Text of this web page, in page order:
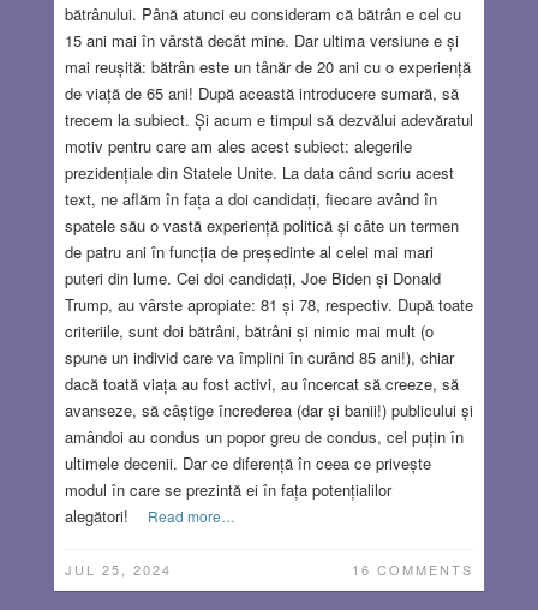
bătrânului. Până atunci eu consideram că bătrân e cel cu
15 ani mai în vârstă decât mine. Dar ultima versiune e și
mai reușită: bătrân este un tânăr de 20 ani cu o experiență
de viață de 65 ani! După această introducere sumară, să
trecem la subiect. Și acum e timpul să dezvălui adevăratul
motiv pentru care am ales acest subiect: alegerile
prezidențiale din Statele Unite. La data când scriu acest
text, ne aflăm în fața a doi candidați, fiecare având în
spatele său o vastă experiență politică și câte un termen
de patru ani în funcția de președinte al celei mai mari
puteri din lume. Cei doi candidați, Joe Biden și Donald
Trump, au vârste apropiate: 81 și 78, respectiv. După toate
criteriile, sunt doi bătrâni, bătrâni și nimic mai mult (o
spune un individ care va împlini în curând 85 ani!), chiar
dacă toată viața au fost activi, au încercat să creeze, să
avanseze, să câștige încrederea (dar și banii!) publicului și
amândoi au condus un popor greu de condus, cel puțin în
ultimele decenii. Dar ce diferență în ceea ce privește
modul în care se prezintă ei în fața potențialilor
alegători!
Read more…
JUL 25, 2024 16 COMMENTS